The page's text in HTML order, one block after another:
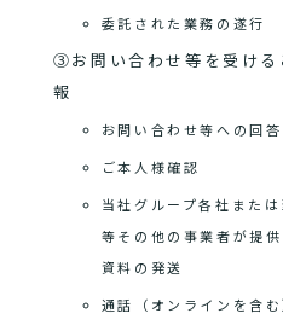
委託された業務の遂行
③お問い合わせ等を受ける
報
お問い合わせ等への回答
ご本人様確認
当社グループ各社また
等その他の事業者が提
資料の発送
通話（オンラインを含